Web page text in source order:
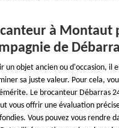
à Montaut
de
un objet ancien ou d'occasion, il
sa juste valeur. Pour cela,
Le brocanteur Débarras
vous offrir une évaluation
Vous pouvez vous rendre